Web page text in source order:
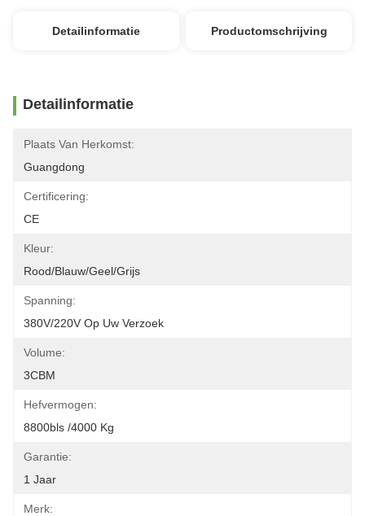
Detailinformatie Productomschrijving
Detailinformatie
Plaats Van Herkomst:
Guangdong
Certificering:
CE
Kleur:
Rood/blauw/geel/grijs
Spanning:
380V/220V Op Uw Verzoek
Volume:
3CBM
Hefvermogen:
8800bls /4000 Kg
Garantie:
1 Jaar
Merk: